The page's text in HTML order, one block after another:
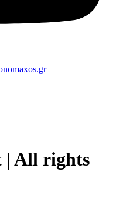
| All rights